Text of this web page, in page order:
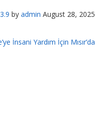
by admin August 28, 2025
İnsani Yardım İçin Mısır’da